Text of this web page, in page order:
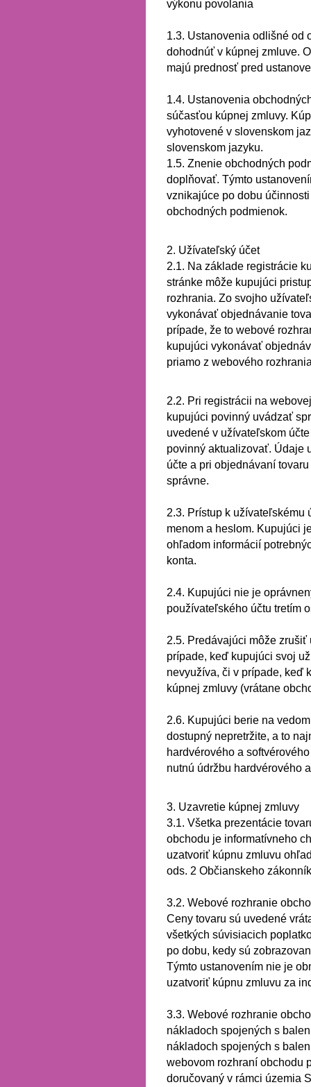
výkonu povolania
1.3. Ustanovenia odlišné od
dohodnúť v kúpnej zmluve.
majú prednosť pred
1.4. Ustanovenia
súčasťou kúpnej zmluvy.
vyhotovené v slovenskom
slovenskom jazyku.
1.5. Znenie obchodných
doplňovať. Týmto
vznikajúce po dobu
obchodných podmienok.
2. Užívateľský účet
2.1. Na základe registrácie
stránke môže kupujúci
rozhrania. Zo svojho
vykonávať objednávanie
prípade, že to webové
kupujúci vykonávať
priamo z webového
2.2. Pri registrácii na
kupujúci povinný uvádzať
uvedené v užívateľskom
povinný aktualizovať. Údaje
účte a pri objednávaní
správne.
2.3. Prístup k užívateľskému
menom a heslom. Kupujúci
ohľadom informácií
konta.
2.4. Kupujúci nie je
používateľského účtu tretím
2.5. Predávajúci môže zrušiť
prípade, keď kupujúci svoj
nevyužíva, či v prípade, keď
kúpnej zmluvy (vrátane
2.6. Kupujúci berie na
dostupný nepretržite, a to
hardvérového a
nutnú údržbu hardvérového
3. Uzavretie kúpnej zmluvy
3.1. Všetka prezentácie
obchodu je informatívneho
uzatvoriť kúpnu zmluvu
ods. 2 Občianskeho
3.2. Webové rozhranie
Ceny tovaru sú uvedené
všetkých súvisiacich
po dobu, kedy sú
Týmto ustanovením nie je
uzatvoriť kúpnu zmluvu za
3.3. Webové rozhranie
nákladoch spojených s
nákladoch spojených s
webovom rozhraní obchodu
doručovaný v rámci územia